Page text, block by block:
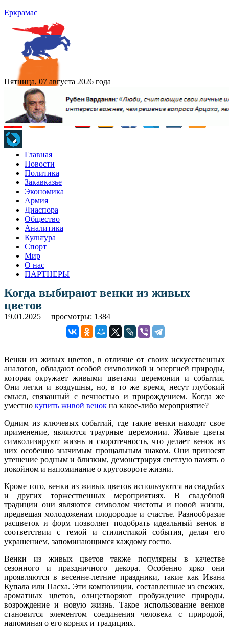
Еркрамас
Пятница, 07 августа 2026 года
Главная
Новости
Политика
Закавказье
Экономика
Армия
Диаспора
Общество
Аналитика
Культура
Спорт
Мир
О нас
ПАРТНЕРЫ
Когда выбирают венки из живых
цветов
19.01.2025 просмотры: 1384
Венки из живых цветов, в отличие от своих искусственных
аналогов, обладают особой символикой и энергией природы,
которая окружает живыми цветами церемонии и события.
Они легки и воздушны, но, в то же время, несут глубокий
смысл, связанный с вечностью и прирождением. Когда же
уместно купить живой венок на какое-либо мероприятие?
Одним из ключевых событий, где такие венки находят свое
применение, являются траурные церемонии. Живые цветы
символизируют жизнь и скоротечность, что делает венок из
них особенно значимым прощальным знаком. Они приносят
утешение родным и близким, демонстрируя светлую память о
покойном и напоминание о круговороте жизни.
Кроме того, венки из живых цветов используются на свадьбах
и других торжественных мероприятиях. В свадебной
традиции они являются символом чистоты и новой жизни,
предвещая молодоженам плодородие и счастье. Разнообразие
расцветок и форм позволяет подобрать идеальный венок в
соответствии с темой и стилистикой события, делая его
украшением, запоминающимся каждому гостю.
Венки из живых цветов также популярны в качестве
сезонного и праздничного декора. Особенно ярко они
проявляются в весенне-летние праздники, такие как Ивана
Купала или Пасха. Эти композиции, составленные из свежих,
ароматных цветов, олицетворяют пробуждение природы,
возрождение и новую жизнь. Такое использование венков
становится элементом соединения человека с природой,
напоминая о его корнях и традициях.